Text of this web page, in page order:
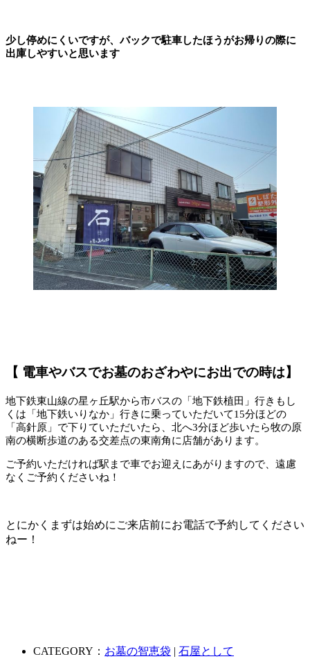
少し停めにくいですが、バックで駐車したほうがお帰りの際に
出庫しやすいと思います
【 電車やバスでお墓のおざわやにお出での時は】
地下鉄東山線の星ヶ丘駅から市バスの「地下鉄植田」行きもし
くは「地下鉄いりなか」行きに乗っていただいて15分ほどの
「高針原」で下りていただいたら、北へ3分ほど歩いたら牧の原
南の横断歩道のある交差点の東南角に店舗があります。
ご予約いただければ駅まで車でお迎えにあがりますので、遠慮
なくご予約くださいね！
とにかくまずは始めにご来店前にお電話で予約してください
ねー！
CATEGORY： お墓の智恵袋 | 石屋として